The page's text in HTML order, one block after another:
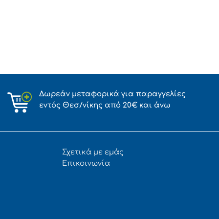
Δωρεάν μεταφορικά για παραγγελίες
εντός Θεσ/νίκης από 20€ και άνω
Σχετικά με εμάς
Επικοινωνία